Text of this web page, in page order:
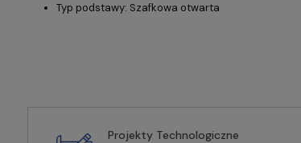
Typ podstawy: Szafkowa otwarta
Projekty Technologiczne